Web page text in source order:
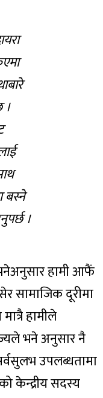
।
बस्ने
।
हामी आफैं
सामाजिक दूरीमा
हामीले
भने अनुसार नै
उपलब्धतामा
केन्द्रीय सदस्य